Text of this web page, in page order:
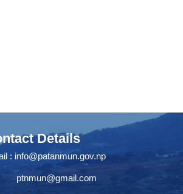
Details
: info@patanmun.gov.np
ptnmun@gmail.com